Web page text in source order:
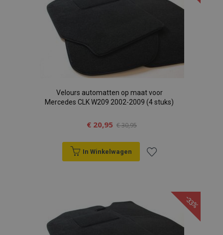
verlanglijst
Velours automatten op maat voor
Mercedes CLK W209 2002-2009 (4 stuks)
€ 20,95 € 30,95
In Winkelwagen
aan
verlanglijst
-33%